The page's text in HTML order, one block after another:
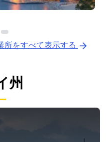
所をすべて表示する
州